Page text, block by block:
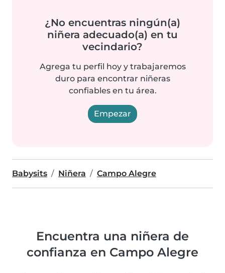
¿No encuentras ningún(a)
niñera adecuado(a) en tu
vecindario?
Agrega tu perfil hoy y trabajaremos
duro para encontrar niñeras
confiables en tu área.
Empezar
Babysits Niñera Campo Alegre
Encuentra una niñera de
confianza en Campo Alegre